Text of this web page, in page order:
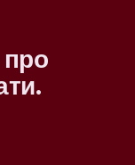
про